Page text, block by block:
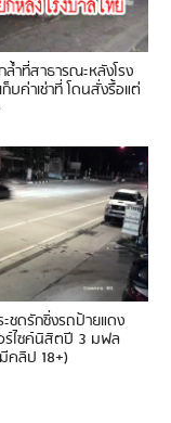
ำที่สาธารณะหลังโรง
ก็บค่าเช่าที่ โดนสั่งรื้อแต่
ะชดรักซิ่งรถป้ายแดง
ร์ไซค์นิสิตปี 3 มฟล
คลิป 18+)